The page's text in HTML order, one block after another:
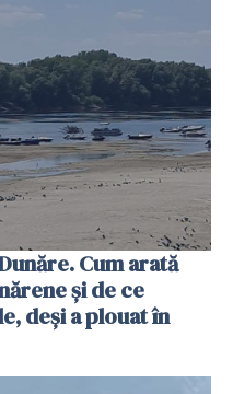
Cum arată
și de ce
deși a plouat în